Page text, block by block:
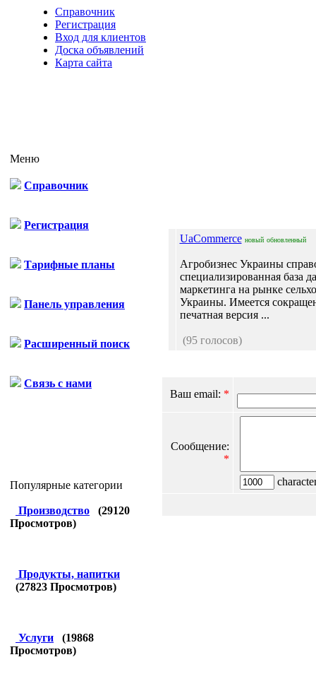
Справочник
Регистрация
Вход для клиентов
Доска объявлений
Карта сайта
Меню
Справочник
Регистрация
Тарифные планы
Панель управления
Расширенный поиск
Связь с нами
Популярные категории
Производство (29120
Просмотров)
Продукты, напитки
(27823 Просмотров)
Услуги (19868
Просмотров)
UaCommerce новый обновленный
Агробизнес Украины
специализированная база
маркетинга на рынке
Украины. Имеется
печатная версия ...
(95 голосов)
Ваш email: *
Сообщение:
*